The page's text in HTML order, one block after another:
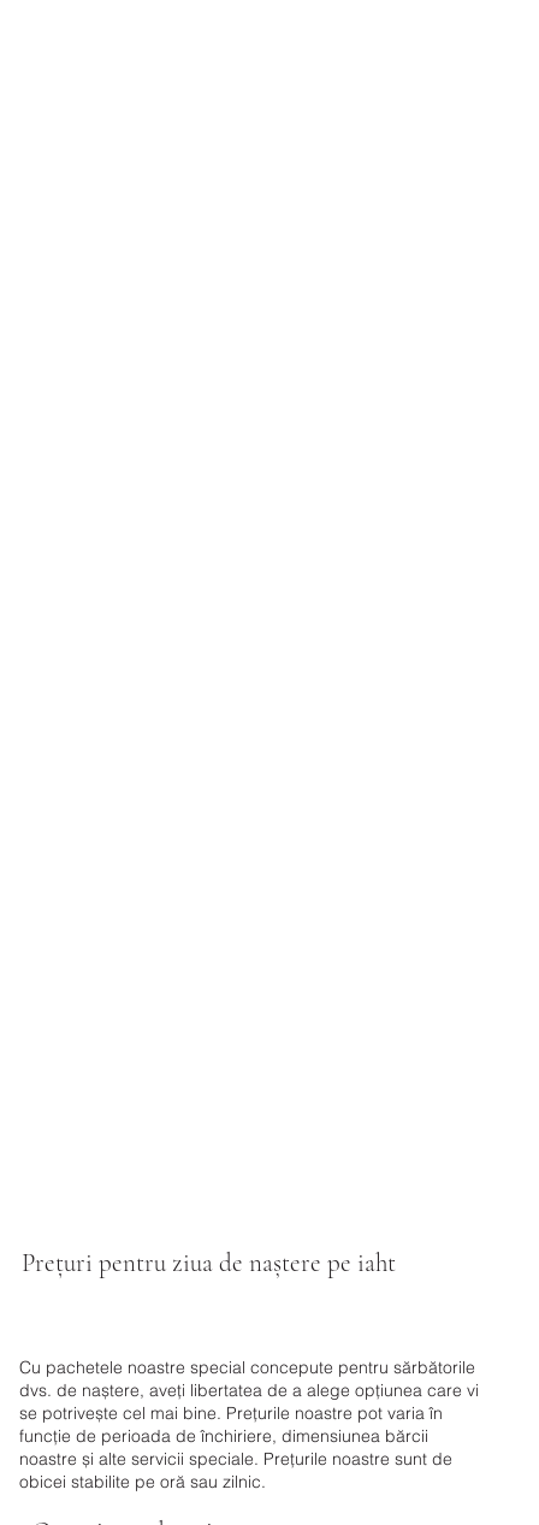
Prețuri pentru ziua de naștere pe iaht
Cu pachetele noastre special concepute pentru sărbătorile
dvs. de naștere, aveți libertatea de a alege opțiunea care vi
se potrivește cel mai bine. Prețurile noastre pot varia în
funcție de perioada de închiriere, dimensiunea bărcii
noastre și alte servicii speciale. Prețurile noastre sunt de
obicei stabilite pe oră sau zilnic.